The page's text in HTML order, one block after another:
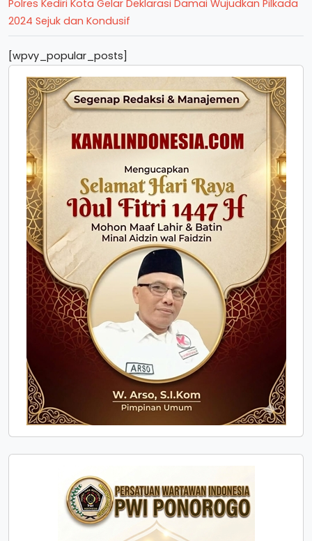
Polres Kediri Kota Gelar Deklarasi Damai Wujudkan Pilkada
2024 Sejuk dan Kondusif
[wpvy_popular_posts]